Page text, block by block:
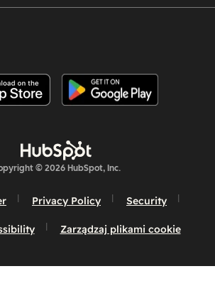
© 2026 HubSpot, Inc.
Privacy Policy Security
Zarządzaj plikami cookie